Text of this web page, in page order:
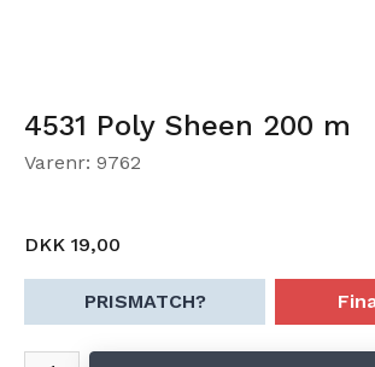
4531 Poly Sheen 200 m
Varenr: 9762
DKK 19,00
PRISMATCH?